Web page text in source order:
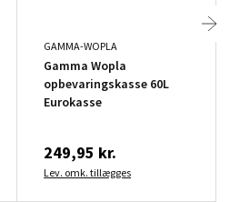
GAMMA-WOPLA
Gamma Wopla
opbevaringskasse 60L
Eurokasse
249,95 kr.
Lev. omk. tillægges